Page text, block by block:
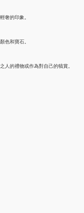
奢的印象。
色和寶石。
人的禮物或作為對自己的犒賞。